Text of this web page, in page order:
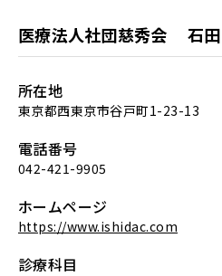
医療法人社団慈秀会 石田
所在地
東京都西東京市谷戸町1-23-13
電話番号
042-421-9905
ホームページ
https://www.ishidac.com
診療科目